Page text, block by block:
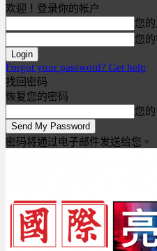
欢迎！登录你的帐户
您
您
Forgot your password? Get help
找回密码
恢复您的密码
您
密码将通过电子邮件发送给您。